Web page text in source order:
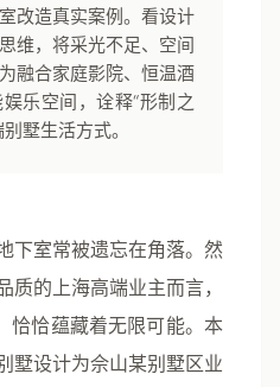
改造真实案例。看设计
维，将采光不足、空间
融合家庭影院、恒温酒
乐空间，诠释“形制之
墅生活方式。
下室常被遗忘在角落。然
的上海高端业主而言，
恰恰蕴藏着无限可能。本
墅设计为佘山某别墅区业